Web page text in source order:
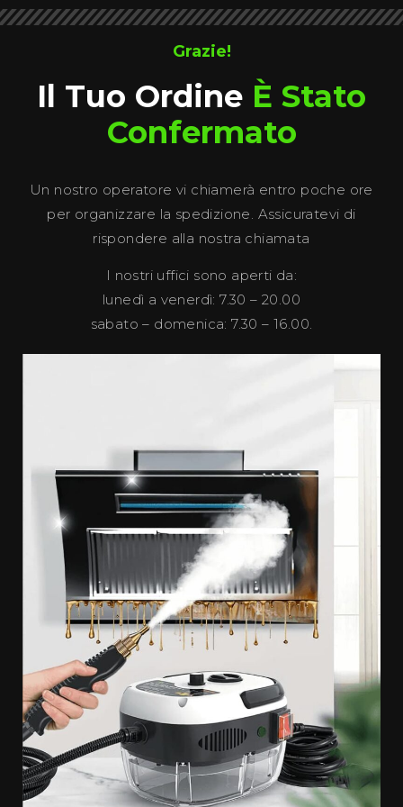
Grazie!
Il Tuo Ordine È Stato
Confermato
Un nostro operatore vi chiamerà entro poche ore
per organizzare la spedizione. Assicuratevi di
rispondere alla nostra chiamata
I nostri uffici sono aperti da:
lunedì a venerdì: 7.30 – 20.00
sabato – domenica: 7.30 – 16.00.